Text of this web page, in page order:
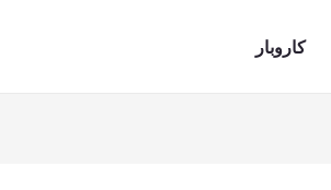
کاروبار